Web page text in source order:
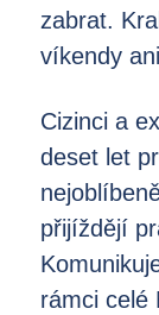
zabrat.
víkendy
Cizinci a
deset let
přijíždějí
rámci celé